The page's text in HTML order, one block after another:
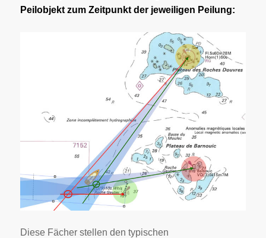
Peilobjekt zum Zeitpunkt der jeweiligen Peilung:
Diese Fächer stellen den typischen